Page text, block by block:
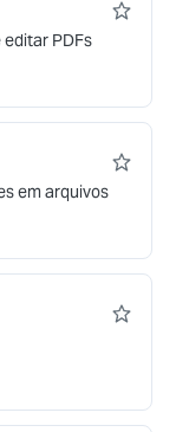
PDFs
em arquivos